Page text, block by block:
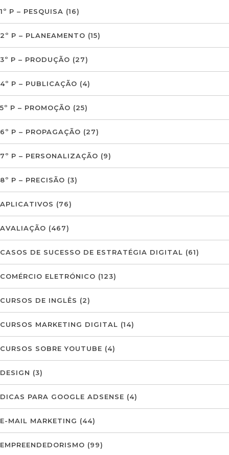
1º P – PESQUISA (16)
2º P – PLANEAMENTO (15)
3º P – PRODUÇÃO (27)
4º P – PUBLICAÇÃO (4)
5º P – PROMOÇÃO (25)
6º P – PROPAGAÇÃO (27)
7º P – PERSONALIZAÇÃO (9)
8º P – PRECISÃO (3)
APLICATIVOS (76)
AVALIAÇÃO (467)
CASOS DE SUCESSO DE ESTRATÉGIA DIGITAL (61)
COMÉRCIO ELETRÓNICO (123)
CURSOS DE INGLÊS (2)
CURSOS MARKETING DIGITAL (14)
CURSOS SOBRE YOUTUBE (4)
DESIGN (3)
DICAS PARA GOOGLE ADSENSE (4)
E-MAIL MARKETING (44)
EMPREENDEDORISMO (99)